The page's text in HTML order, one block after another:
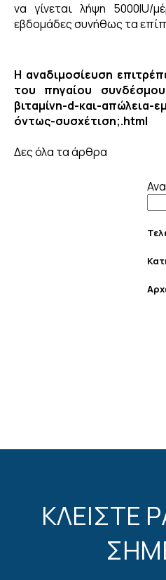
να γίνεται λήψη
εβδομάδες συνήθως τα
Η αναδιμοσίευση
του πηγαίου συνδέσμου
βιταμίνη-d-και-απώλεια-
όντως-συσχέτιση;.html
Δες όλα τα άρθρα
ΚΛΕΙΣΤΕ